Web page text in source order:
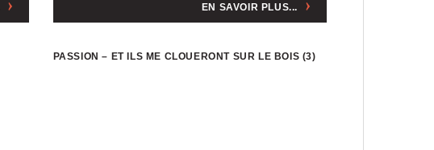
EN SAVOIR PLUS...
PASSION – ET ILS ME CLOUERONT SUR LE BOIS (3)